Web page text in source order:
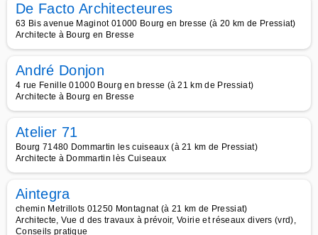
De Facto Architecteures
63 Bis avenue Maginot 01000 Bourg en bresse (à 20 km de Pressiat)
Architecte à Bourg en Bresse
André Donjon
4 rue Fenille 01000 Bourg en bresse (à 21 km de Pressiat)
Architecte à Bourg en Bresse
Atelier 71
Bourg 71480 Dommartin les cuiseaux (à 21 km de Pressiat)
Architecte à Dommartin lès Cuiseaux
Aintegra
chemin Metrillots 01250 Montagnat (à 21 km de Pressiat)
Architecte, Vue d des travaux à prévoir, Voirie et réseaux divers (vrd),
Conseils pratique